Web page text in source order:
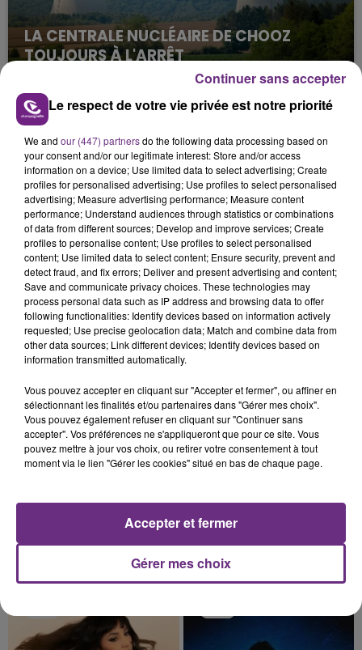
LA CENTRALE NUCLÉAIRE DE CHOOZ
TOUJOURS À L'ARRÊT
Cela fait déjà une semaine que la centrale
nucléaire ardennaise est à l'arrêt. Une situation
justifiée par la sécheresse intense qui est toujours
présente.
LE MAGASIN JOUÉCLUB DE REIMS FERME
SES PORTES
C'était l'une des institutions du centre-ville
rémois. Le magasin JouéClub est contraint de
fermer ses portes.
TITRES DIFFUSÉS
ARIANA GRANDE
Hate That I Made You Love
CRAIG DAVID
Le respect de votre vie privée est notre priorité
We and our (447) partnersdo the following data processing based on
your consent and/or our legitimate interest: Store and/or access
information on a device; Use limited data to select advertising; Create
profiles for personalised advertising; Use profiles to select personalised
advertising; Measure advertising performance; Measure content
performance; Understand audiences through statistics or combinations
of data from different sources; Develop and improve services; Create
profiles to personalise content; Use profiles to select personalised
content; Use limited data to select content; Ensure security, prevent and
detect fraud, and fix errors; Deliver and present advertising and content;
Save and communicate privacy choices. These technologies may
process personal data such as IP address and browsing data to offer
following functionalities: Identify devices based on information actively
requested; Use precise geolocation data; Match and combine data from
other data sources; Link different devices; Identify devices based on
information transmitted automatically.
Vous pouvez accepter en cliquant sur "Accepter et fermer", ou affiner en
sélectionnant les finalités et/ou partenaires dans "Gérer mes choix".
Vous pouvez également refuser en cliquant sur "Continuer sans
accepter". Vos préférences ne s'appliqueront que pour ce site. Vous
pouvez mettre à jour vos choix, ou retirer votre consentement à tout
moment via le lien "Gérer les cookies" situé en bas de chaque page.
Gérer mes choix
Accepter et fermer
Continuer sans accepter